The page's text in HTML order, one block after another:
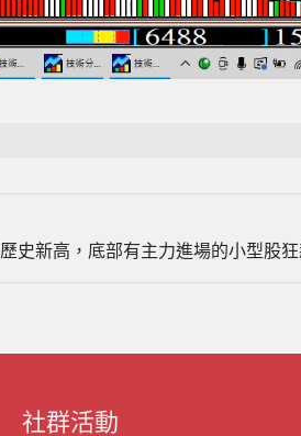
社群活動